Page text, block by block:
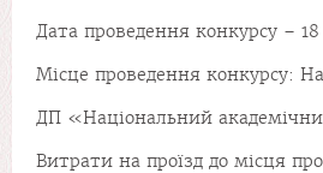
Дата проведення конкурсу –
Місце проведення конкурсу:
ДП «Національний
Витрати на проїзд до місця